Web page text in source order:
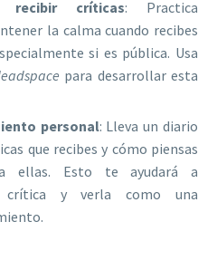
recibir críticas: Practica
la calma cuando recibes
si es pública. Usa
para desarrollar esta
personal: Lleva un diario
que recibes y cómo piensas
ellas. Esto te ayudará a
crítica y verla como una